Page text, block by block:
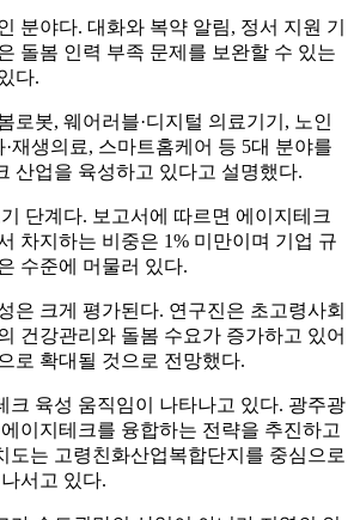
분야다. 대화와 복약 알림, 정서 지원 기
돌봄 인력 부족 문제를 보완할 수 있는
다.
로봇, 웨어러블·디지털 의료기기, 노인
재생의료, 스마트홈케어 등 5대 분야를
산업을 육성하고 있다고 설명했다.
단계다. 보고서에 따르면 에이지테크
차지하는 비중은 1% 미만이며 기업 규
수준에 머물러 있다.
은 크게 평가된다. 연구진은 초고령사회
건강관리와 돌봄 수요가 증가하고 있어
로 확대될 것으로 전망했다.
크 육성 움직임이 나타나고 있다. 광주광
이지테크를 융합하는 전략을 추진하고
도는 고령친화산업복합단지를 중심으로
서고 있다.